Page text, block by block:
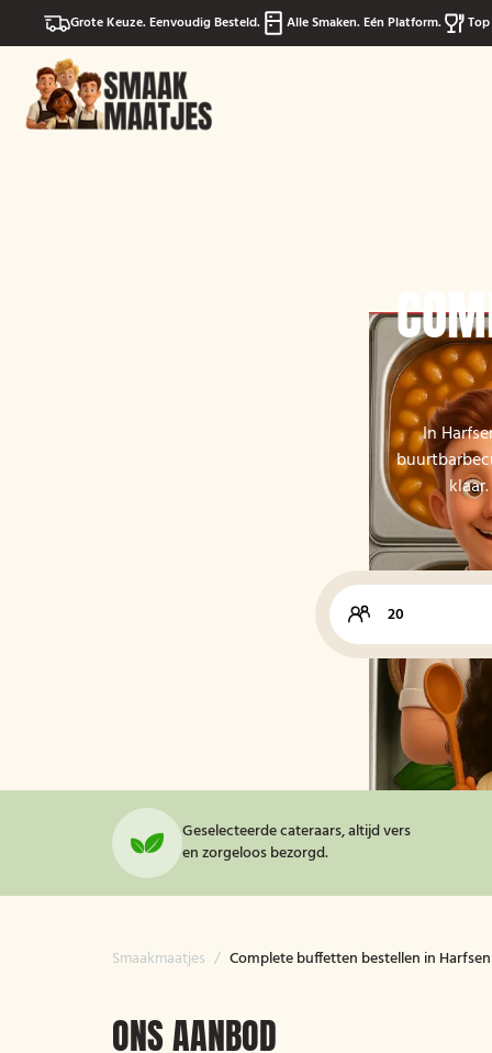
Grote Keuze. Eenvoudig Besteld. Alle Smaken. Eén Platform.
In
Geselecteerde cateraars, altijd vers
en zorgeloos bezorgd.
Smaakmaatjes / Complete buffetten bestellen in Harfsen
ONS AANBOD